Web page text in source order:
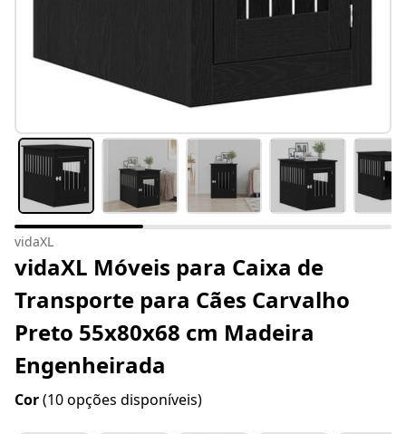
vidaXL
vidaXL Móveis para Caixa de
Transporte para Cães Carvalho
Preto 55x80x68 cm Madeira
Engenheirada
Cor(10 opções disponíveis)